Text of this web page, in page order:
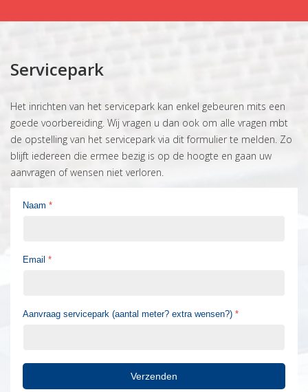
Servicepark
Het inrichten van het servicepark kan enkel gebeuren mits een
goede voorbereiding. Wij vragen u dan ook om alle vragen mbt
de opstelling van het servicepark via dit formulier te melden. Zo
blijft iedereen die ermee bezig is op de hoogte en gaan uw
aanvragen of wensen niet verloren.
Naam *
Email *
Aanvraag servicepark (aantal meter? extra wensen?) *
Verzenden